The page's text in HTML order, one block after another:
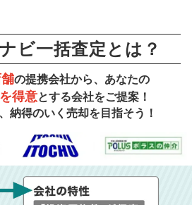
ビ一括査定とは？
の提携会社から、あなたの
得意とする会社をご提案！
納得のいく売却を目指そう！